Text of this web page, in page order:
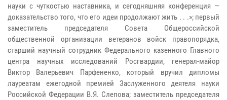
науки с чуткостью наставника, и сегодняшняя конференция —
доказательство того, что его идеи продолжают жить . . .»; первый
заместитель председателя Совета Общероссийской
общественной организации ветеранов войск правопорядка,
старший научный сотрудник Федерального казенного Главного
центра научных исследований Росгвардии, генерал-майор
Виктор Валерьевич Парфененко, который вручил дипломы
лауреатам ежегодной премией Заслуженного деятеля науки
Российской Федерации В.Я. Слепова; заместитель председателя